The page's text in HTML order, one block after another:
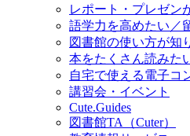
レポート・プレゼン
語学力を高めたい／
図書館の使い方が知
本をたくさん読みた
自宅で使える電子コ
講習会・イベント
Cute.Guides
図書館TA（Cuter）